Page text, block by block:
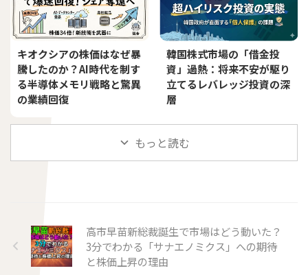
キオクシアの株価はなぜ暴
騰したのか？AI時代を制す
る半導体メモリ戦略と驚異
の業績回復
韓国株式市場の「借金投
資」過熱：将来不安が駆り
立てるレバレッジ投資の深
層
もっと読む
高市早苗新総裁誕生で市場はどう動いた？
3分でわかる「サナエノミクス」への期待
と株価上昇の理由